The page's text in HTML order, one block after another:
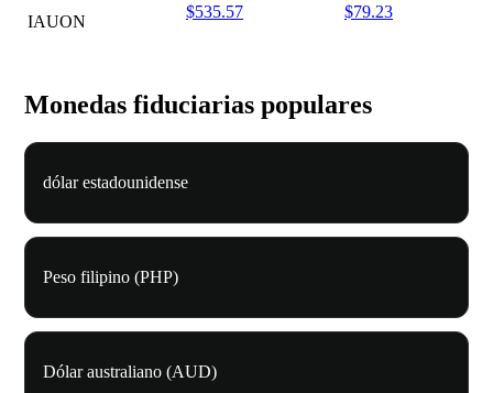
IAUON
$535.57 $79.23
Monedas fiduciarias populares
dólar estadounidense
Peso filipino (PHP)
Dólar australiano (AUD)